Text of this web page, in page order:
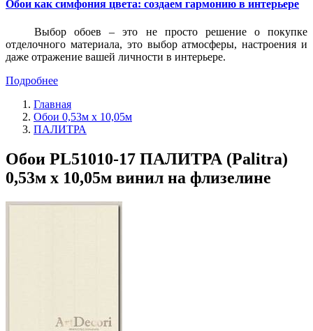
Обои как симфония цвета: создаем гармонию в интерьере
Выбор обоев – это не просто решение о покупке
отделочного материала, это выбор атмосферы, настроения и
даже отражение вашей личности в интерьере.
Подробнее
Главная
Обои 0,53м x 10,05м
ПАЛИТРА
Обои PL51010-17 ПАЛИТРА (Palitra)
0,53м x 10,05м винил на флизелине